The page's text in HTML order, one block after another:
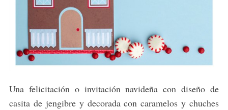
Una felicitación o invitación navideña con diseño de
casita de jengibre y decorada con caramelos y chuches